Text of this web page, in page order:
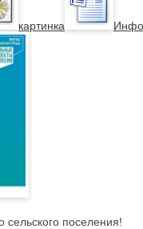
картинка
поселения!